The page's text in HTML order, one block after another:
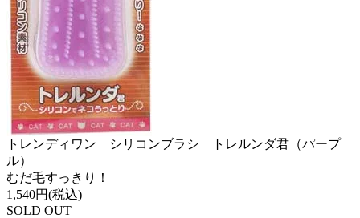
トレンディワン シリコンブラシ トレルンダ君（パープ
ル）
むだ毛すっきり！
1,540円(税込)
SOLD OUT